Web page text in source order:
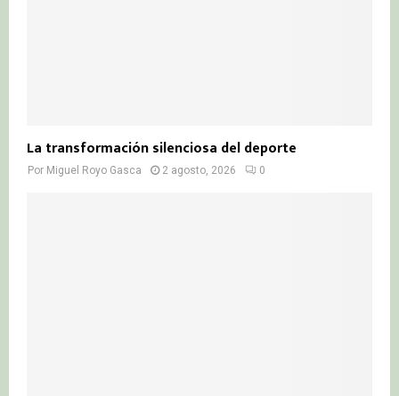
La transformación silenciosa del deporte
Por Miguel Royo Gasca 2 agosto, 2026 0